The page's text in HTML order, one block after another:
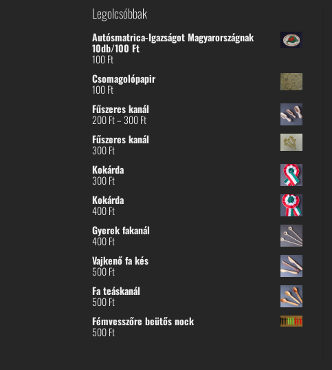
Legolcsóbbak
Autósmatrica-Igazságot Magyarországnak
10db/100 Ft
100Ft
Csomagolópapir
100Ft
Fűszeres kanál
200Ft– 300FtÁrtartomány:
-
Fűszeres kanál
300Ft
Kokárda
300Ft
Kokárda
400Ft
Gyerek fakanál
400Ft
Vajkenő fa kés
500Ft
Fa teáskanál
500Ft
Fémvesszőre beütős nock
500Ft